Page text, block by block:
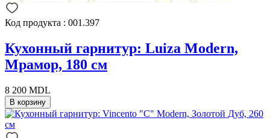
Код продукта : 001.397
Кухонный гарнитур: Luiza Modern,
Мрамор, 180 см
8 200 MDL
В корзину